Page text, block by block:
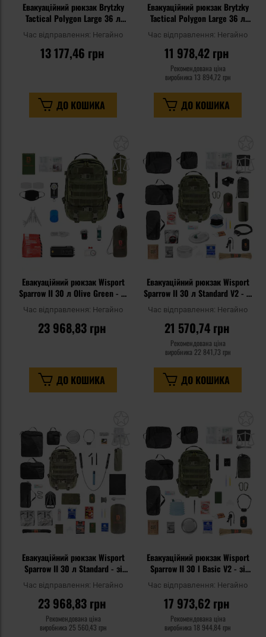
Евакуаційний рюкзак Brytzky
Tactical Polygon Large 36 л
Black V2 - зі спорядженням
Час відправлення: Негайно
13 177,46 грн
ДО КОШИКА
Евакуаційний рюкзак Brytzky
Tactical Polygon Large 36 л
Black - зі спорядженням
Час відправлення: Негайно
11 978,42 грн
Рекомендована ціна
виробника 13 894,72 грн
ДО КОШИКА
списку
уподобань
Евакуаційний рюкзак Wisport
Sparrow II 30 л Olive Green - зі
спорядженням
Час відправлення: Негайно
23 968,83 грн
ДО КОШИКА
Евакуаційний рюкзак Wisport
Sparrow II 30 л Standard V2 - зі
спорядженням
Час відправлення: Негайно
21 570,74 грн
Рекомендована ціна
виробника 22 841,73 грн
ДО КОШИКА
списку
уподобань
Евакуаційний рюкзак Wisport
Sparrow II 30 л Standard - зі
спорядженням
Час відправлення: Негайно
23 968,83 грн
Рекомендована ціна
виробника 25 560,43 грн
Евакуаційний рюкзак Wisport
Sparrow II 30 l Basic V2 - зі
спорядженням
Час відправлення: Негайно
17 973,62 грн
Рекомендована ціна
виробника 18 944,84 грн